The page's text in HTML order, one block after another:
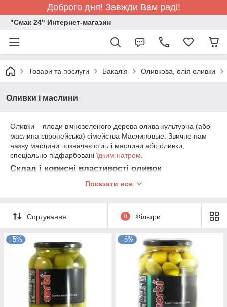
Доброго дня! Завжди Вам раді!
"Смак 24" Интернет-магазин
Товари та послуги Бакалія Оливкова, олія оливки
Оливки і маслини
Оливки – плоди вічнозеленого дерева олива культурна (або
маслина європейська) сімейства Маслиновые. Звичне нам
назву маслини позначає стиглі маслини або оливки,
спеціально підфарбовані їдким натром
Склад і корисні властивості оливок
бета-каротин, вітаміни
магній,фосфорінатрій. Оливки багаті харчовими
волокнами, що позитивно впливають на діяльність травного
тракту і поліпшують перистальтику кишечника, містять
Поліненасичені жирні кислоти знижують рівень глюкози в
крові, зменшують утворення тромбів і зберігають еластичність
стінок судин.
Показати все
Сортування 0 Фільтри
–5% –5%